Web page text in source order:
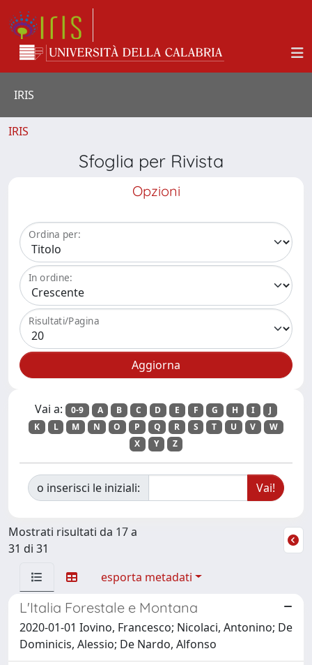
IRIS
IRIS
Sfoglia per Rivista
Opzioni
Ordina per:
In ordine:
Risultati/Pagina
Vai a: 0-9 A B C D E F G H I
J
K
L M N O P Q R S T U V
W
X
Y Z
o inserisci le iniziali:
Mostrati risultati da 17 a
31 di 31
esporta metadati
L'Italia Forestale e Montana
2020-01-01 Iovino, Francesco; Nicolaci, Antonino; De
Dominicis, Alessio; De Nardo, Alfonso